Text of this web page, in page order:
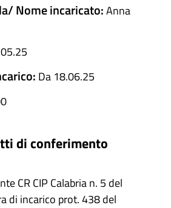
Nome incaricato:Anna
Da 18.06.25
di conferimento
CR CIP Calabria n. 5 del
di incarico prot. 438 del